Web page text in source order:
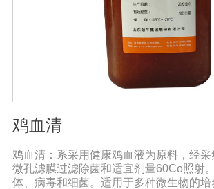
鸡血清
鸡血清：系采用健康鸡血液为原料，经
微孔滤膜过滤除菌和适宜剂量60Co照射
体、病毒和细菌。适用于多种微生物的培